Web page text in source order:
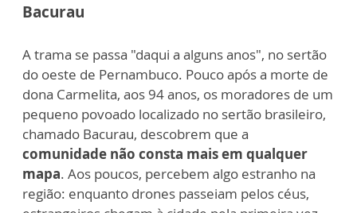
Bacurau
A trama se passa "daqui a alguns anos", no sertão
do oeste de Pernambuco. Pouco após a morte de
dona Carmelita, aos 94 anos, os moradores de um
pequeno povoado localizado no sertão brasileiro,
chamado Bacurau, descobrem que a
comunidade não consta mais em qualquer
mapa. Aos poucos, percebem algo estranho na
região: enquanto drones passeiam pelos céus,